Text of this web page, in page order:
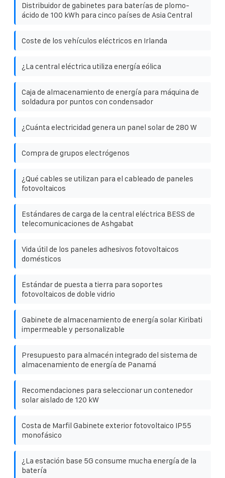
Distribuidor de gabinetes para baterías de plomo-
ácido de 100 kWh para cinco países de Asia Central
Coste de los vehículos eléctricos en Irlanda
¿La central eléctrica utiliza energía eólica
Caja de almacenamiento de energía para máquina de
soldadura por puntos con condensador
¿Cuánta electricidad genera un panel solar de 280 W
Compra de grupos electrógenos
¿Qué cables se utilizan para el cableado de paneles
fotovoltaicos
Estándares de carga de la central eléctrica BESS de
telecomunicaciones de Ashgabat
Vida útil de los paneles adhesivos fotovoltaicos
domésticos
Estándar de puesta a tierra para soportes
fotovoltaicos de doble vidrio
Gabinete de almacenamiento de energía solar Kiribati
impermeable y personalizable
Presupuesto para almacén integrado del sistema de
almacenamiento de energía de Panamá
Recomendaciones para seleccionar un contenedor
solar aislado de 120 kW
Costa de Marfil Gabinete exterior fotovoltaico IP55
monofásico
¿La estación base 5G consume mucha energía de la
batería